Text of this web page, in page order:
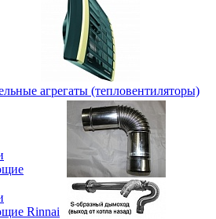
агрегаты (тепловентиляторы)
Rinnai